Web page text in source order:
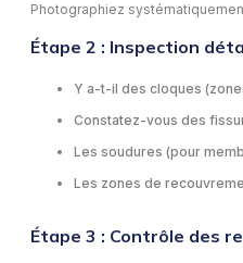
Photographiez
Étape 2 : Inspection
Y a-t-il des cloques
Constatez-vous des
Les soudures (pour
Les zones de
Étape 3 : Contrôle des